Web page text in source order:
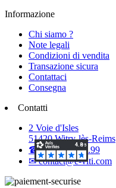
Informazione
Chi siamo ?
Note legali
Condizioni di vendita
Transazione sicura
Contattaci
Consegna
Contatti
2 Voie d'Isles
51420 Witry-lès-Reims
☎ 03.26.50.40.99
✉ contact@e-viti.com